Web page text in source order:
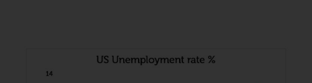
Diese Website ist weder ein